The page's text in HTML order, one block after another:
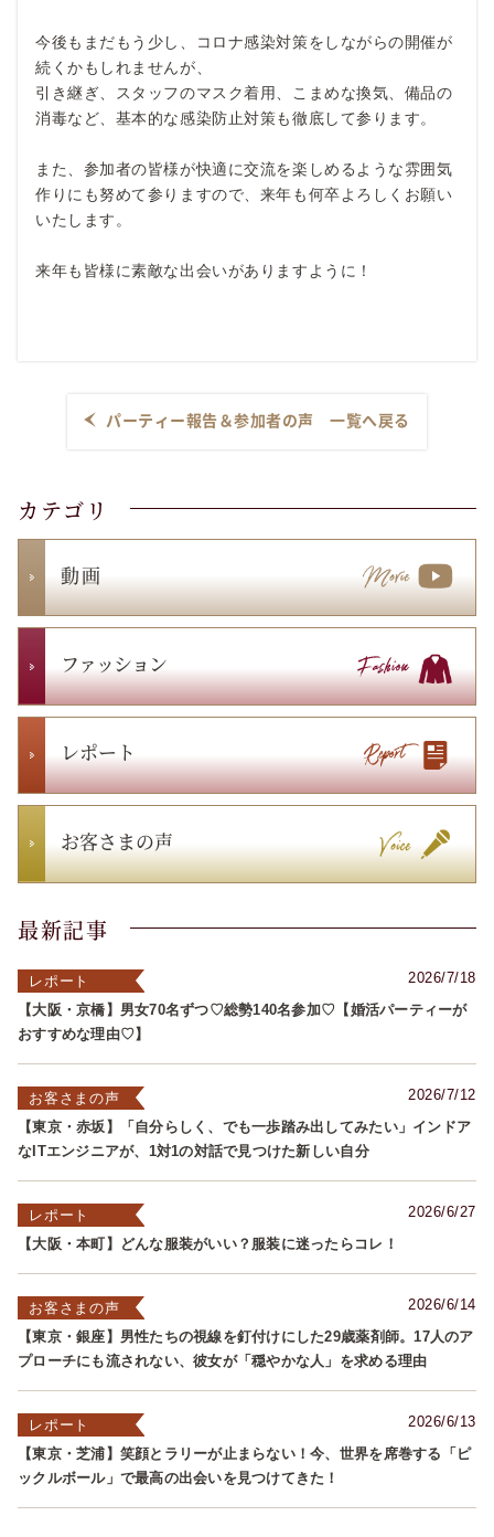
今後もまだもう少し、コロナ感染対策をしながらの開催が
続くかもしれませんが、
引き継ぎ、スタッフのマスク着用、こまめな換気、備品の
消毒など、基本的な感染防止対策も徹底して参ります。
また、参加者の皆様が快適に交流を楽しめるような雰囲気
作りにも努めて参りますので、来年も何卒よろしくお願い
いたします。
来年も皆様に素敵な出会いがありますように！
パーティー報告＆参加者の声 一覧へ戻る
カテゴリ
動 画
ファッション
レポート
お客さまの声
最新記事
2026/7/18
レポート
【大阪・京橋】男女70名ずつ♡総勢140名参加♡【婚活パーティーが
おすすめな理由♡】
2026/7/12
お客さまの声
【東京・赤坂】「自分らしく、でも一歩踏み出してみたい」インドア
なITエンジニアが、1対1の対話で見つけた新しい自分
2026/6/27
レポート
【大阪・本町】どんな服装がいい？服装に迷ったらコレ！
2026/6/14
お客さまの声
【東京・銀座】男性たちの視線を釘付けにした29歳薬剤師。17人のア
プローチにも流されない、彼女が「穏やかな人」を求める理由
2026/6/13
レポート
【東京・芝浦】笑顔とラリーが止まらない！今、世界を席巻する「ピ
ックルボール」で最高の出会いを見つけてきた！